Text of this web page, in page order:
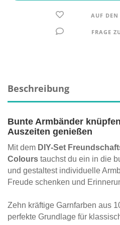
AUF DEN
FRAGE
Beschreibung
Bunte Armbänder
Auszeiten genießen
Mit dem DIY-Set
Colours tauchst du ein in die
und gestaltest individuelle
Freude schenken und
Zehn kräftige Garnfarben aus
perfekte Grundlage für